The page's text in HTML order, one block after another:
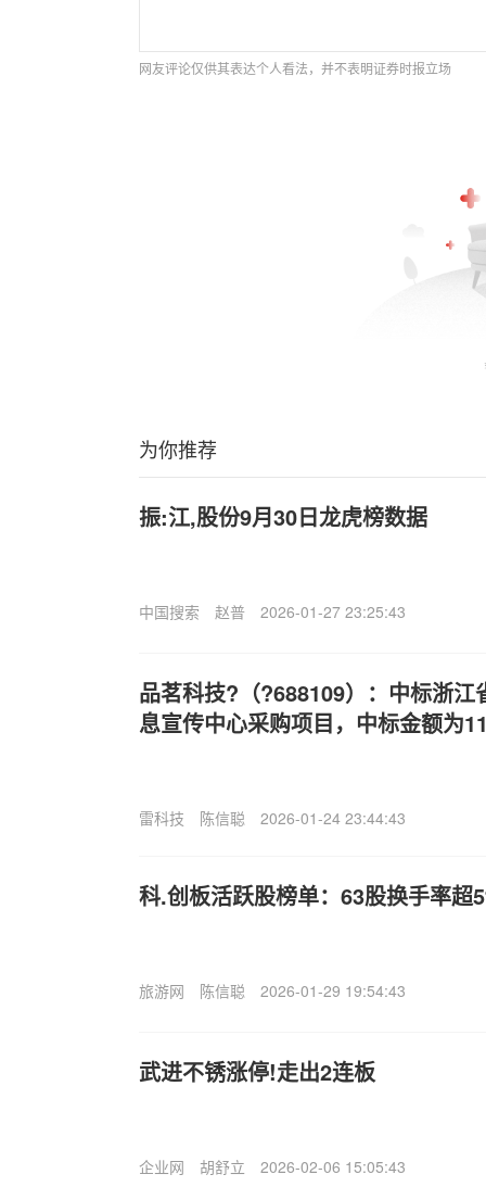
网友评论仅供其表达个人看法，并不表明证券时报立场
为你推荐
振:江,股份9月30日龙虎榜数据
中国搜索 赵普 2026-01-27 23:25:43
品茗科技?（?688109）：中标浙江
息宣传中心采购项目，中标金额为
雷科技 陈信聪 2026-01-24 23:44:43
科.创板活跃股榜单：63股换手率超
旅游网 陈信聪 2026-01-29 19:54:43
武进不锈涨停!走出2连板
企业网 胡舒立 2026-02-06 15:05:43